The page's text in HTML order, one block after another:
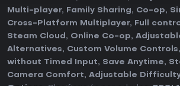
Multi-player, Family Sharing, Co-op,
Cross-Platform Multiplayer, Full
Steam Cloud , Online Co-op,
Alternatives, Custom Volume Controls,
without Timed Input, Save Anytime,
Camera Comfort, Adjustable Difficulty